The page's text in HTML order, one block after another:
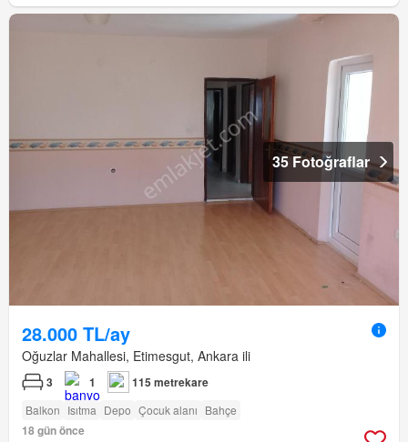
35 Fotoğraflar
28.000 TL/ay
Oğuzlar Mahallesi, Etimesgut, Ankara ili
3 1 115 metrekare
Balkon Isıtma Depo Çocuk alanı Bahçe
18 gün önce